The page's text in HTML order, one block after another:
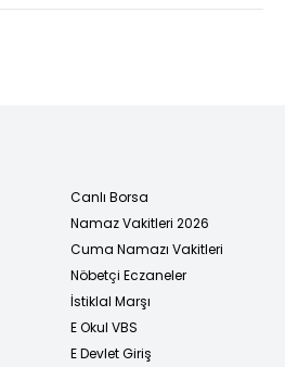
Canlı Borsa
Namaz Vakitleri 2026
Cuma Namazı Vakitleri
Nöbetçi Eczaneler
İstiklal Marşı
E Okul VBS
E Devlet Giriş